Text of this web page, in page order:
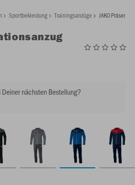
Sportbekleidung Trainingsanzüge JAKO
nächsten Bestellung?